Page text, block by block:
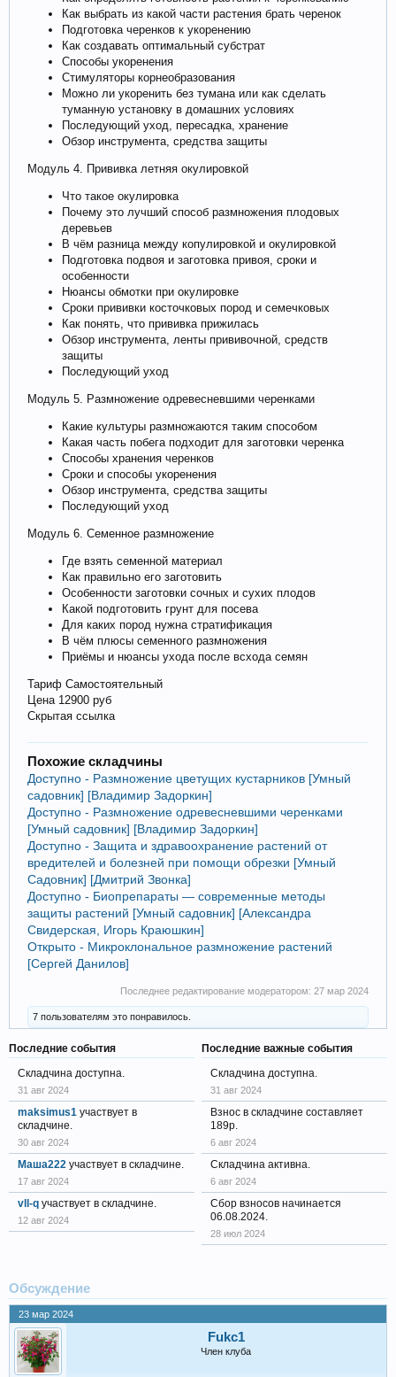
Как выбрать из какой части растения брать черенок
Подготовка черенков к укоренению
Как создавать оптимальный субстрат
Способы укоренения
Стимуляторы корнеобразования
Можно ли укоренить без тумана или как сделать
туманную установку в домашних условиях
Последующий уход, пересадка, хранение
Обзор инструмента, средства защиты
Модуль 4. Прививка летняя окулировкой
Что такое окулировка
Почему это лучший способ размножения плодовых
деревьев
В чём разница между копулировкой и окулировкой
Подготовка подвоя и заготовка привоя, сроки и
особенности
Нюансы обмотки при окулировке
Сроки прививки косточковых пород и семечковых
Как понять, что прививка прижилась
Обзор инструмента, ленты прививочной, средств
защиты
Последующий уход
Модуль 5. Размножение одревесневшими черенками
Какие культуры размножаются таким способом
Какая часть побега подходит для заготовки черенка
Способы хранения черенков
Сроки и способы укоренения
Обзор инструмента, средства защиты
Последующий уход
Модуль 6. Семенное размножение
Где взять семенной материал
Как правильно его заготовить
Особенности заготовки сочных и сухих плодов
Какой подготовить грунт для посева
Для каких пород нужна стратификация
В чём плюсы семенного размножения
Приёмы и нюансы ухода после всхода семян
Тариф Самостоятельный
Цена 12900 руб
Скрытая ссылка
Похожие складчины
Доступно - Размножение цветущих кустарников [Умный
садовник] [Владимир Задоркин]
Доступно - Размножение одревесневшими черенками
[Умный садовник] [Владимир Задоркин]
Доступно - Защита и здравоохранение растений от
вредителей и болезней при помощи обрезки [Умный
Садовник] [Дмитрий Звонка]
Доступно - Биопрепараты — современные методы
защиты растений [Умный садовник] [Александра
Свидерская, Игорь Краюшкин]
Открыто - Микроклональное размножение растений
[Сергей Данилов]
Последнее редактирование модератором: 27 мар 2024
7 пользователям это понравилось.
Последние события
Складчина доступна.
31 авг 2024
maksimus1 участвует в
складчине.
30 авг 2024
Маша222 участвует в складчине.
17 авг 2024
vll-q участвует в складчине.
12 авг 2024
Последние важные события
Складчина доступна.
31 авг 2024
Взнос в складчине составляет
189р.
6 авг 2024
Складчина активна.
6 авг 2024
Сбор взносов начинается
06.08.2024.
28 июл 2024
Обсуждение
23 мар 2024
Fukc1
Член клуба